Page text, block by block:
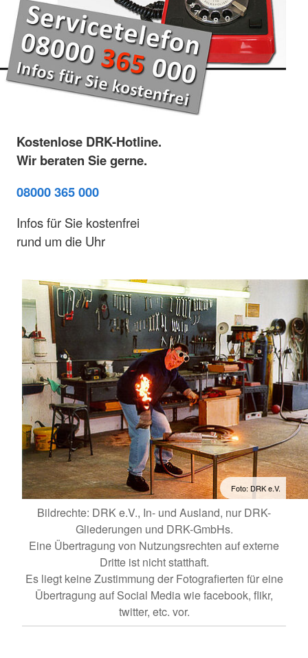
Kostenlose DRK-Hotline.
Wir beraten Sie gerne.
08000 365 000
Infos für Sie kostenfrei
rund um die Uhr
Foto: DRK e.V.
Bildrechte: DRK e.V., In- und Ausland, nur DRK-
Gliederungen und DRK-GmbHs.
Eine Übertragung von Nutzungsrechten auf externe
Dritte ist nicht statthaft.
Es liegt keine Zustimmung der Fotografierten für eine
Übertragung auf Social Media wie facebook, flikr,
twitter, etc. vor.